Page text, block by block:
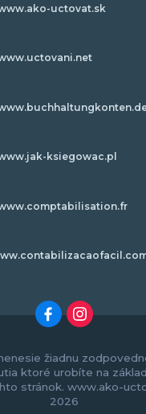
uctovat.sk
ksiegowac.pl
žiadnu
ktoré urobíte na
stránok. www.ako-
2026